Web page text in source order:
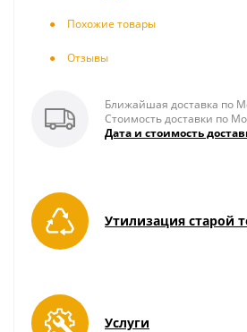
Похожие товары
Отзывы
Ближайшая доставка по
Стоимость доставки по
Дата и стоимость
Утилизация старой
Услуги